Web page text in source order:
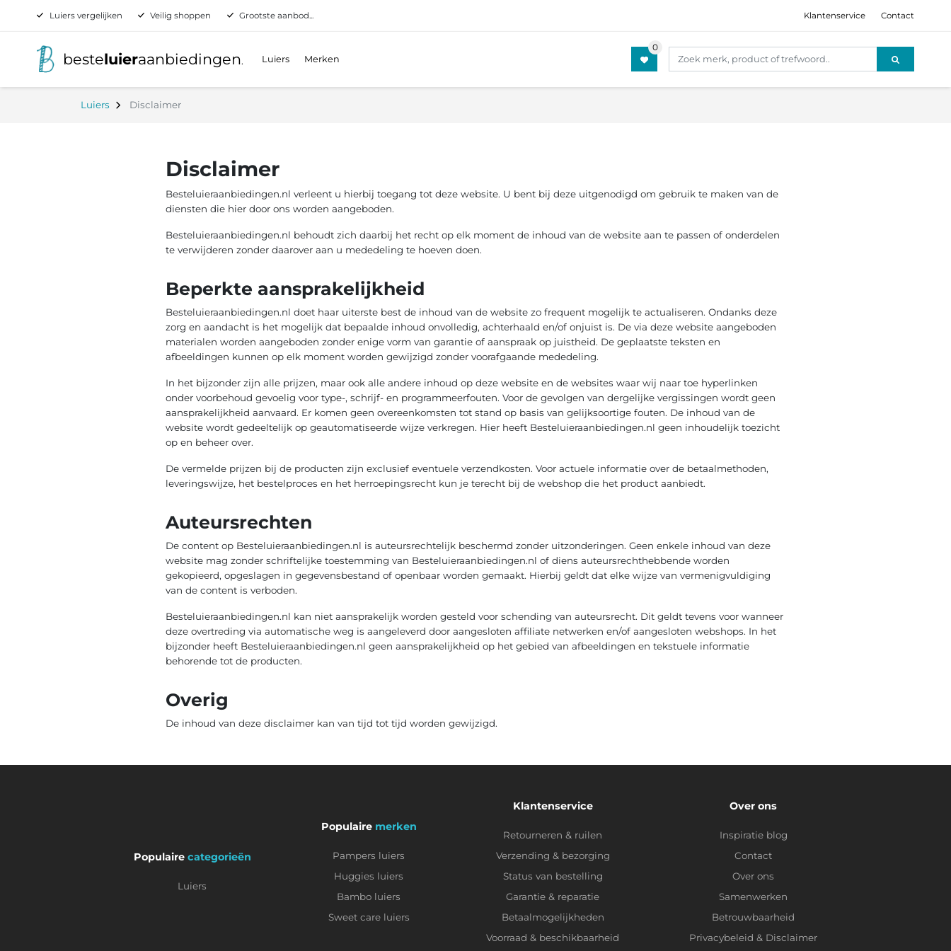
Luiers vergelijken Veilig shoppen Grootste aanbod... Klantenservice Contact
besteluieraanbiedingen. Luiers Merken
Luiers Disclaimer
Disclaimer
Besteluieraanbiedingen.nl verleent u hierbij toegang tot deze website. U bent bij deze uitgenodigd om gebruik te maken van de
diensten die hier door ons worden aangeboden.
Besteluieraanbiedingen.nl behoudt zich daarbij het recht op elk moment de inhoud van de website aan te passen of onderdelen
te verwijderen zonder daarover aan u mededeling te hoeven doen.
Beperkte aansprakelijkheid
Besteluieraanbiedingen.nl doet haar uiterste best de inhoud van de website zo frequent mogelijk te actualiseren. Ondanks deze
zorg en aandacht is het mogelijk dat bepaalde inhoud onvolledig, achterhaald en/of onjuist is. De via deze website aangeboden
materialen worden aangeboden zonder enige vorm van garantie of aanspraak op juistheid. De geplaatste teksten en
afbeeldingen kunnen op elk moment worden gewijzigd zonder voorafgaande mededeling.
In het bijzonder zijn alle prijzen, maar ook alle andere inhoud op deze website en de websites waar wij naar toe hyperlinken
onder voorbehoud gevoelig voor type-, schrijf- en programmeerfouten. Voor de gevolgen van dergelijke vergissingen wordt geen
aansprakelijkheid aanvaard. Er komen geen overeenkomsten tot stand op basis van gelijksoortige fouten. De inhoud van de
website wordt gedeeltelijk op geautomatiseerde wijze verkregen. Hier heeft Besteluieraanbiedingen.nl geen inhoudelijk toezicht
op en beheer over.
De vermelde prijzen bij de producten zijn exclusief eventuele verzendkosten. Voor actuele informatie over de betaalmethoden,
leveringswijze, het bestelproces en het herroepingsrecht kun je terecht bij de webshop die het product aanbiedt.
Auteursrechten
De content op Besteluieraanbiedingen.nl is auteursrechtelijk beschermd zonder uitzonderingen. Geen enkele inhoud van deze
website mag zonder schriftelijke toestemming van Besteluieraanbiedingen.nl of diens auteursrechthebbende worden
gekopieerd, opgeslagen in gegevensbestand of openbaar worden gemaakt. Hierbij geldt dat elke wijze van vermenigvuldiging
van de content is verboden.
Besteluieraanbiedingen.nl kan niet aansprakelijk worden gesteld voor schending van auteursrecht. Dit geldt tevens voor wanneer
deze overtreding via automatische weg is aangeleverd door aangesloten affiliate netwerken en/of aangesloten webshops. In het
bijzonder heeft Besteluieraanbiedingen.nl geen aansprakelijkheid op het gebied van afbeeldingen en tekstuele informatie
behorende tot de producten.
Overig
De inhoud van deze disclaimer kan van tijd tot tijd worden gewijzigd.
Populaire categorieën
Luiers
Populaire merken
Pampers luiers
Huggies luiers
Bambo luiers
Sweet care luiers
Klantenservice
Retourneren & ruilen
Verzending & bezorging
Status van bestelling
Garantie & reparatie
Betaalmogelijkheden
Voorraad & beschikbaarheid
Over ons
Inspiratie blog
Contact
Over ons
Samenwerken
Betrouwbaarheid
Privacybeleid & Disclaimer